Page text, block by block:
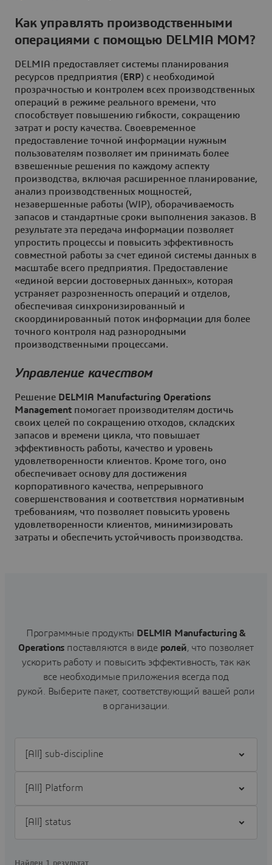
Как управлять производственными
операциями с помощью DELMIA MOM?
DELMIA предоставляет системы планирования
ресурсов предприятия (ERP) с необходимой
прозрачностью и контролем всех производственных
операций в режиме реального времени, что
способствует повышению гибкости, сокращению
затрат и росту качества. Своевременное
предоставление точной информации нужным
пользователям позволяет им принимать более
взвешенные решения по каждому аспекту
производства, включая расширенное планирование,
анализ производственных мощностей,
незавершенные работы (WIP), оборачиваемость
запасов и стандартные сроки выполнения заказов. В
результате эта передача информации позволяет
упростить процессы и повысить эффективность
совместной работы за счет единой системы данных в
масштабе всего предприятия. Предоставление
«единой версии достоверных данных», которая
устраняет разрозненность операций и отделов,
обеспечивая синхронизированный и
скоординированный поток информации для более
точного контроля над разнородными
производственными процессами.
Управление качеством
Решение DELMIA Manufacturing Operations
Management помогает производителям достичь
своих целей по сокращению отходов, складских
запасов и времени цикла, что повышает
эффективность работы, качество и уровень
удовлетворенности клиентов. Кроме того, оно
обеспечивает основу для достижения
корпоративного качества, непрерывного
совершенствования и соответствия нормативным
требованиям, что позволяет повысить уровень
удовлетворенности клиентов, минимизировать
затраты и обеспечить устойчивость производства.
Программные продукты DELMIA Manufacturing &
Operations поставляются в виде ролей, что позволяет
ускорить работу и повысить эффективность, так как
все необходимые приложения всегда под
рукой.
Выберите пакет, соответствующий вашей роли
в организации.
Найден 1 результат